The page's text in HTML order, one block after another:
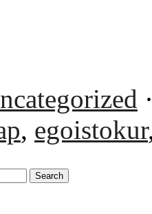
, egoistokur